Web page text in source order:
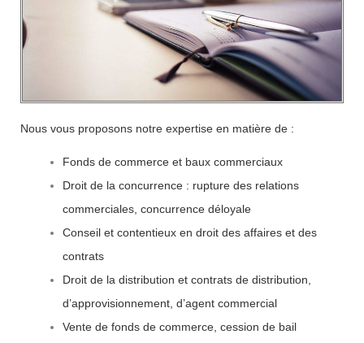
Nous vous proposons notre expertise en matière de :
Fonds de commerce et baux commerciaux
Droit de la concurrence : rupture des relations
commerciales, concurrence déloyale
Conseil et contentieux en droit des affaires et des
contrats
Droit de la distribution et contrats de distribution,
d’approvisionnement, d’agent commercial
Vente de fonds de commerce, cession de bail